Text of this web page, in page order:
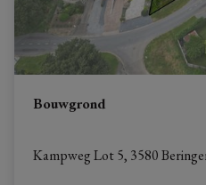
Bouwgrond
Kampweg Lot 5, 3580